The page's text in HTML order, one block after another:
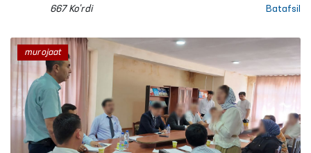
rejalashtirish bo‘yicha mutaxassisi Iida
667 Ko'rdi Batafsil
murojaat